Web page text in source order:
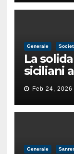
Generale
La
siciliani
il valore
Feb 24, 2026
Generale